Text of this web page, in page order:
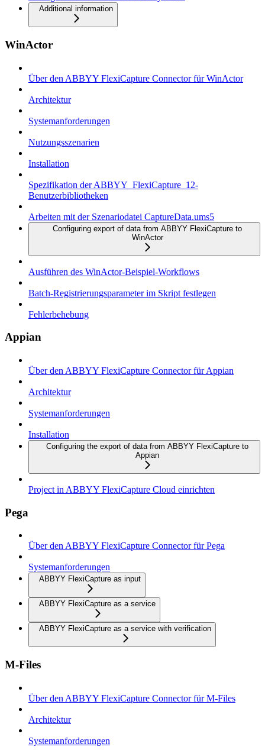
Additional information
WinActor
Über den ABBYY FlexiCapture Connector für WinActor
Architektur
Systemanforderungen
Nutzungsszenarien
Installation
Spezifikation der ABBYY_FlexiCapture_12-
Benutzerbibliotheken
Arbeiten mit der Szenariodatei CaptureData.ums5
Configuring export of data from ABBYY FlexiCapture to
WinActor
Ausführen des WinActor-Beispiel-Workflows
Batch-Registrierungsparameter im Skript festlegen
Fehlerbehebung
Appian
Über den ABBYY FlexiCapture Connector für Appian
Architektur
Systemanforderungen
Installation
Configuring the export of data from ABBYY FlexiCapture to
Appian
Project in ABBYY FlexiCapture Cloud einrichten
Pega
Über den ABBYY FlexiCapture Connector für Pega
Systemanforderungen
ABBYY FlexiCapture as input
ABBYY FlexiCapture as a service
ABBYY FlexiCapture as a service with verification
M-Files
Über den ABBYY FlexiCapture Connector für M-Files
Architektur
Systemanforderungen